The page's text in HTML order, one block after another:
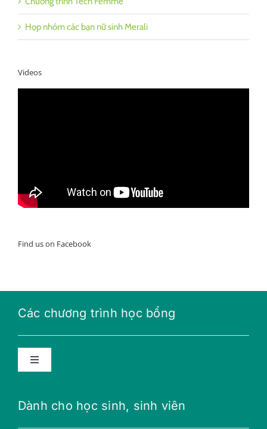
Họp nhóm các bạn nữ sinh Merali
Videos
Find us on Facebook
Các chương trình học bổng
Toggle
Dành cho học sinh, sinh viên